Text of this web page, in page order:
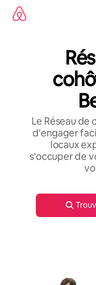
directement
Le Réseau
d'engager
locaux
s'occuper de